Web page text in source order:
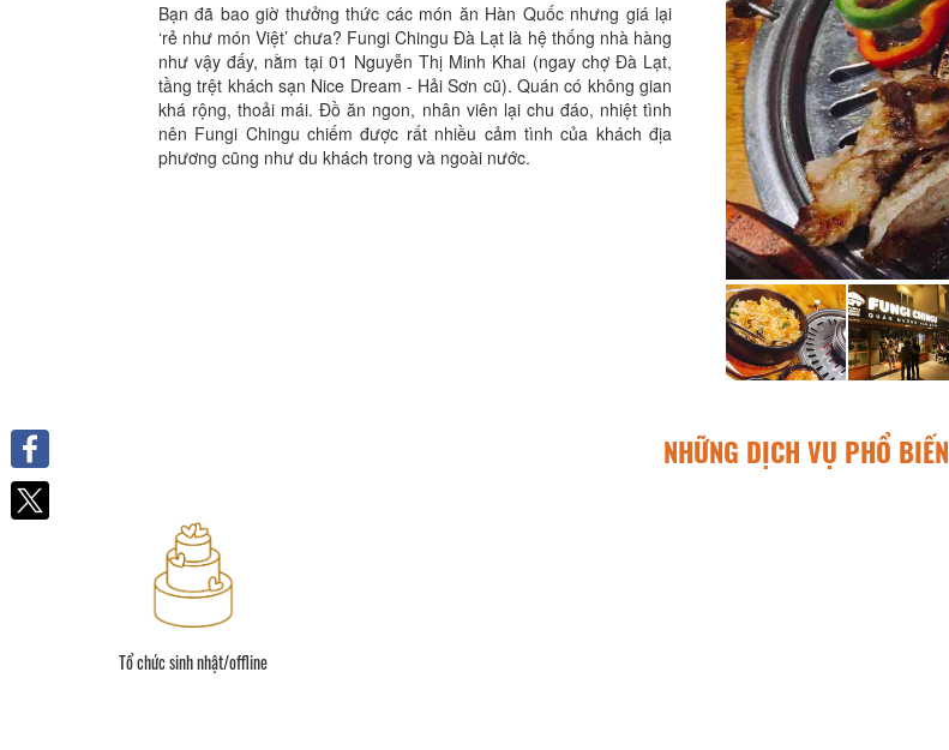
Bạn đã bao giờ thưởng thức các món ăn Hàn Quốc nhưng giá lại
‘rẻ như món Việt’ chưa? Fungi Chingu Đà Lạt là hệ thống nhà hàng
như vậy đấy, nằm tại 01 Nguyễn Thị Minh Khai (ngay chợ Đà Lạt,
tầng trệt khách sạn Nice Dream - Hải Sơn cũ). Quán có không gian
khá rộng, thoải mái. Đồ ăn ngon, nhân viên lại chu đáo, nhiệt tình
nên Fungi Chingu chiếm được rất nhiều cảm tình của khách địa
phương cũng như du khách trong và ngoài nước.
NHỮNG DỊCH VỤ PHỔ BIẾN
Tổ chức sinh nhật/offline
Facebook